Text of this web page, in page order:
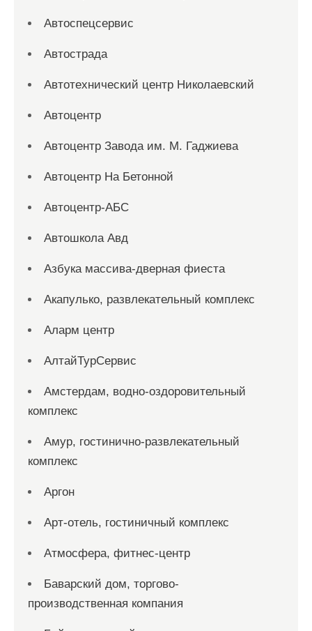
Автоспецсервис
Автострада
Автотехнический центр Николаевский
Автоцентр
Автоцентр Завода им. М. Гаджиева
Автоцентр На Бетонной
Автоцентр-АБС
Автошкола Авд
Азбука массива-дверная фиеста
Акапулько, развлекательный комплекс
Аларм центр
АлтайТурСервис
Амстердам, водно-оздоровительный
комплекс
Амур, гостинично-развлекательный
комплекс
Аргон
Арт-отель, гостиничный комплекс
Атмосфера, фитнес-центр
Баварский дом, торгово-
производственная компания